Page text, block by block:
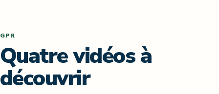
GPR
Quatre vidéos à
découvrir